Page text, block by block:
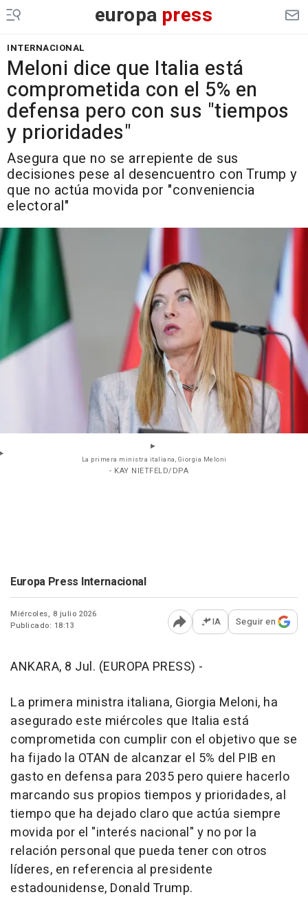
europa press
INTERNACIONAL
Meloni dice que Italia está
comprometida con el 5% en
defensa pero con sus "tiempos
y prioridades"
Asegura que no se arrepiente de sus
decisiones pese al desencuentro con Trump y
que no actúa movida por "conveniencia
electoral"
La primera ministra italiana, Giorgia Meloni
- KAY NIETFELD/DPA
Europa Press Internacional
Miércoles, 8 julio 2026
Publicado: 18:13
Abrir opciones para
IA Seguir en
ANKARA, 8 Jul. (EUROPA PRESS) -
La primera ministra italiana, Giorgia Meloni, ha
asegurado este miércoles que Italia está
comprometida con cumplir con el objetivo que se
ha fijado la OTAN de alcanzar el 5% del PIB en
gasto en defensa para 2035 pero quiere hacerlo
marcando sus propios tiempos y prioridades, al
tiempo que ha dejado claro que actúa siempre
movida por el "interés nacional" y no por la
relación personal que pueda tener con otros
líderes, en referencia al presidente
estadounidense, Donald Trump.